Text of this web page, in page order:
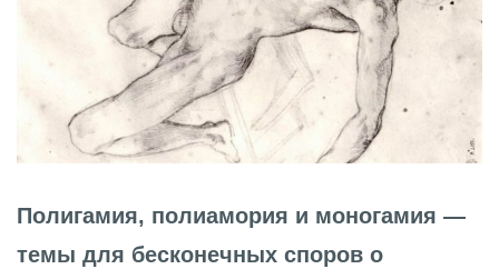
Полигамия, полиамория и моногамия —
темы для бесконечных споров о